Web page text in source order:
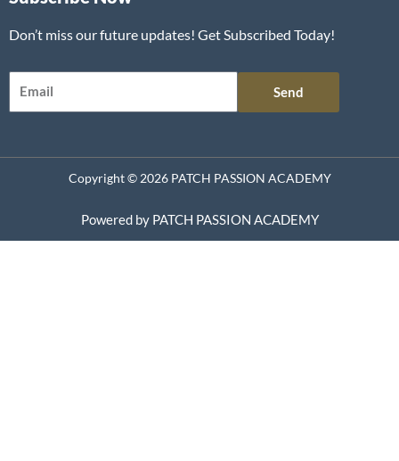
Don’t miss our future updates! Get Subscribed Today!
Send
Copyright © 2026 PATCH PASSION ACADEMY
Powered by PATCH PASSION ACADEMY